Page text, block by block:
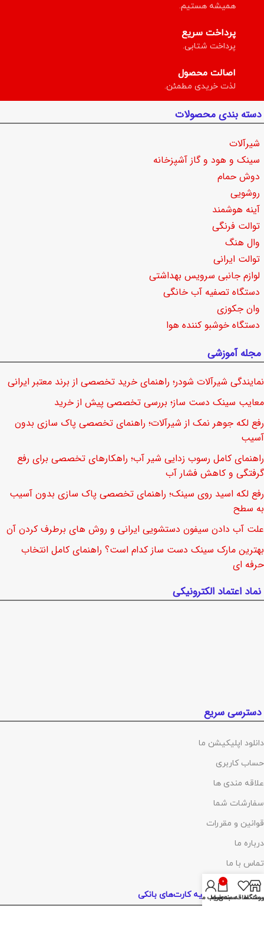
همیشه هستیم.
پرداخت سریع
پرداخت شتابی.
اصالت محصول
لذت خریدی مطمئن.
دسته بندی محصولات
شیرآلات
سینک و هود و گاز آشپزخانه
دوش حمام
روشویی
آینه هوشمند
توالت فرنگی
وال هنگ
توالت ایرانی
لوازم جانبی سرویس بهداشتی
دستگاه تصفیه آب خانگی
وان جکوزی
دستگاه خوشبو کننده هوا
مجله آموزشی
نمایندگی شیرآلات شودر؛ راهنمای خرید تخصصی از برند معتبر ایرانی
معایب سینک دست ساز؛ بررسی تخصصی پیش از خرید
رفع لکه جوهر نمک از شیرآلات؛ راهنمای تخصصی پاک سازی بدون
آسیب
راهنمای کامل رسوب زدایی شیر آب؛ راهکارهای تخصصی برای رفع
گرفتگی و کاهش فشار آب
رفع لکه اسید روی سینک؛ راهنمای تخصصی پاک سازی بدون آسیب
به سطح
علت آب دادن سیفون دستشویی ایرانی و روش های برطرف کردن آن
بهترین مارک سینک دست ساز کدام است؟ راهنمای کامل انتخاب
حرفه ای
نماد اعتماد الکترونیکی
دسترسی سریع
دانلود اپلیکیشن ما
حساب کاربری
علاقه مندی ها
سفارشات شما
قوانین و مقررات
درباره ما
تماس با ما
پرداخت توسط کلیه کارت‌های بانکی
علاقه مندی ها
0
سبد خرید
حساب من